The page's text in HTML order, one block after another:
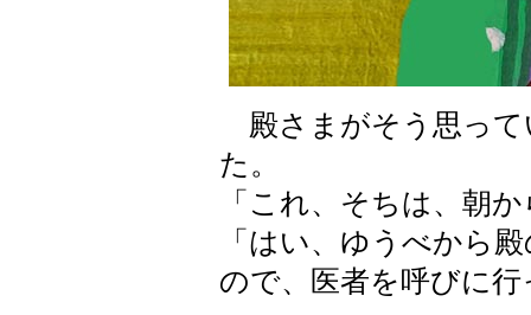
殿さまがそう思って
た。
「これ、そちは、朝
「はい、ゆうべから
ので、医者を呼びに